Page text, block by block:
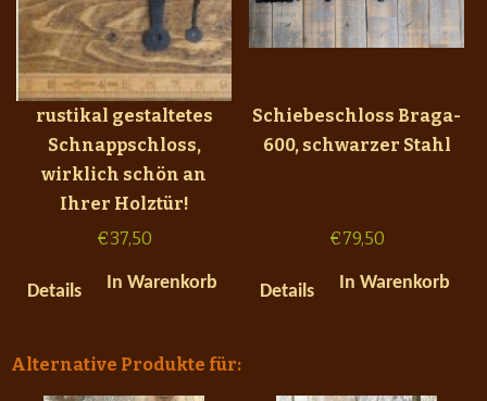
rustikal gestaltetes
Schnappschloss,
wirklich schön an
Ihrer Holztür!
€37,50
Details In Warenkorb
Schiebeschloss Braga-
600, schwarzer Stahl
€79,50
Details In Warenkorb
Alternative Produkte für: